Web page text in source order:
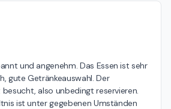
und angenehm. Das Essen ist sehr
gute Getränkeauswahl. Der
also unbedingt reservieren.
ist unter gegebenen Umständen